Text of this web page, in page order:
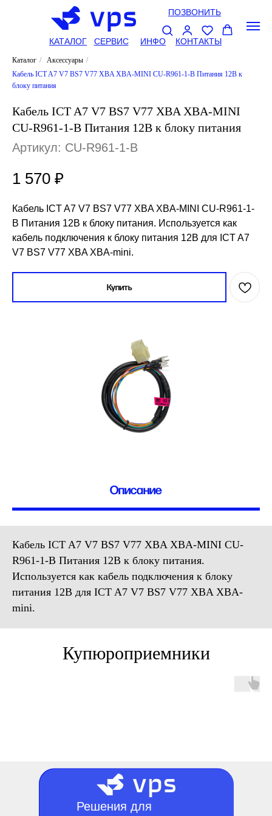
КАТАЛОГ СЕРВИС КОНТАКТЫ
ИНФО
ПОЗВОНИТЬ
Каталог / Аксессуары /
Кабель ICT A7 V7 BS7 V77 XBA XBA-MINI CU-R961-1-B Питания 12В к
блоку питания
Кабель ICT A7 V7 BS7 V77 XBA XBA-MINI
CU-R961-1-B Питания 12В к блоку питания
Артикул: CU-R961-1-B
1 570 ₽
Кабель ICT A7 V7 BS7 V77 XBA XBA-MINI CU-R961-1-
B Питания 12В к блоку питания. Используется как
кабель подключения к блоку питания 12B для ICT A7
V7 BS7 V77 XBA XBA-mini.
Купить
Описание
Кабель ICT A7 V7 BS7 V77 XBA XBA-MINI CU-
R961-1-B Питания 12В к блоку питания.
Используется как кабель подключения к блоку
питания 12B для ICT A7 V7 BS7 V77 XBA XBA-
mini.
Купюроприемники
Решения для